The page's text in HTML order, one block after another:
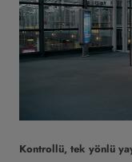
Kontrollü, tek yönlü